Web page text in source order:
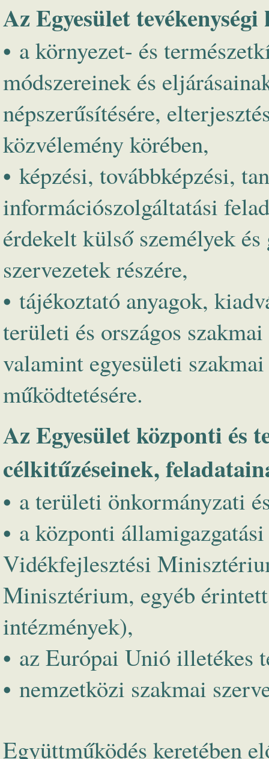
Az Egyesület
• a környezet- és
módszereinek és
népszerűsítésére,
közvélemény körében,
• képzési, továbbképzési,
információszolgáltatási
érdekelt külső személyek
szervezetek részére,
• tájékoztató anyagok,
területi és országos
valamint egyesületi
működtetésére.
Az Egyesület központi és
célkitűzéseinek,
• a területi önkormányzati
• a központi
Vidékfejlesztési
Minisztérium, egyéb
intézmények),
• az Európai Unió illetékes
• nemzetközi szakmai
Együttműködés keretében